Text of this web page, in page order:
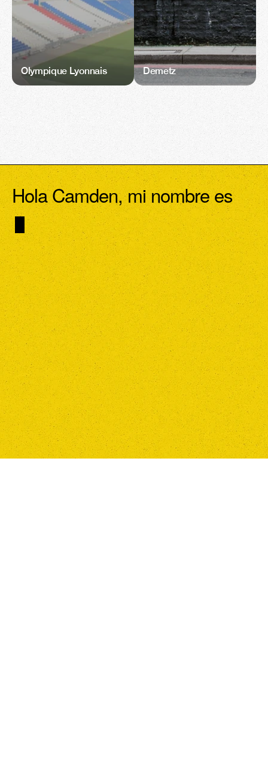
Olympique Lyonnais Demetz
Hola Camden, mi nombre es